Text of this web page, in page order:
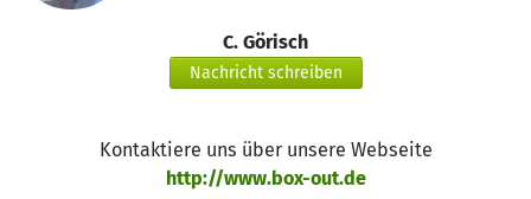
C. Görisch
Nachricht schreiben
Kontaktiere uns über unsere Webseite
http://www.box-out.de